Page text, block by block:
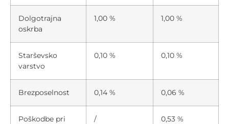
Dolgotrajna
oskrba
1,00 % 1,00 %
Starševsko
varstvo
0,10 % 0,10 %
Brezposelnost 0,14 % 0,06 %
Poškodbe pri
/ 0,53 %